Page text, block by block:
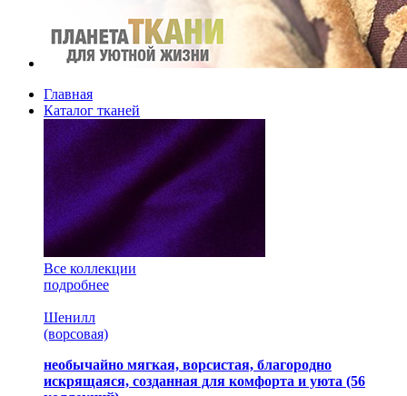
Главная
Каталог тканей
Все коллекции
подробнее
Шенилл
(ворсовая)
необычайно мягкая, ворсистая, благородно
искрящаяся, созданная для комфорта и уюта (56